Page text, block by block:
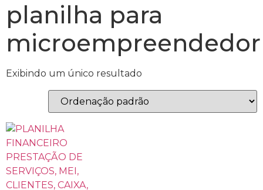
planilha para
microempreendedor
Exibindo um único resultado